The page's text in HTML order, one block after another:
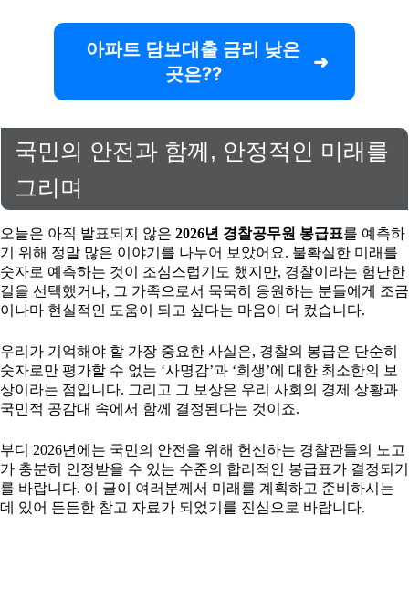
아파트 담보대출 금리 낮은
곳은??
국민의 안전과 함께, 안정적인 미래를
그리며
오늘은 아직 발표되지 않은 2026년 경찰공무원 봉급표를 예측하
기 위해 정말 많은 이야기를 나누어 보았어요. 불확실한 미래를
숫자로 예측하는 것이 조심스럽기도 했지만, 경찰이라는 험난한
길을 선택했거나, 그 가족으로서 묵묵히 응원하는 분들에게 조금
이나마 현실적인 도움이 되고 싶다는 마음이 더 컸습니다.
우리가 기억해야 할 가장 중요한 사실은, 경찰의 봉급은 단순히
숫자로만 평가할 수 없는 ‘사명감’과 ‘희생’에 대한 최소한의 보
상이라는 점입니다. 그리고 그 보상은 우리 사회의 경제 상황과
국민적 공감대 속에서 함께 결정된다는 것이죠.
부디 2026년에는 국민의 안전을 위해 헌신하는 경찰관들의 노고
가 충분히 인정받을 수 있는 수준의 합리적인 봉급표가 결정되기
를 바랍니다. 이 글이 여러분께서 미래를 계획하고 준비하시는
데 있어 든든한 참고 자료가 되었기를 진심으로 바랍니다.